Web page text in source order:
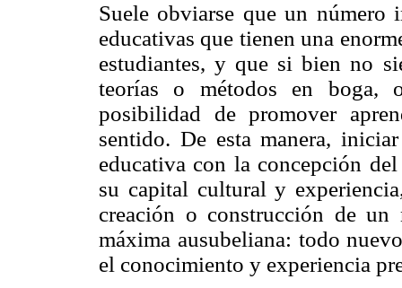
Suele obviarse que un número
educativas que tienen una
estudiantes, y que si bien no
teorías o métodos en boga,
posibilidad de promover
sentido. De esta manera,
educativa con la concepción
su capital cultural y
creación o construcción de un
máxima ausubeliana: todo
el conocimiento y experiencia